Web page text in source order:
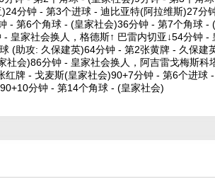
分钟 - 第3个进球 - 迪比亚特(阿拉维斯)27
- 第6个角球 - (皇家社会)36分钟 - 第7个角球
皇家社会换人，格德斯↑ 巴雷内切亚↓54分钟
(助攻: 久保建英)64分钟 - 第2张黄牌 - 久保
社会)86分钟 - 皇家社会换人，阿吉雷戈梅斯
红牌 - 戈麦斯(皇家社会)90+7分钟 - 第6个进
分钟 - 第14个角球 - (皇家社会)